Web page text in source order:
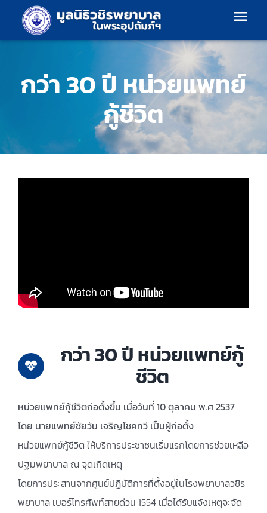
เกี่ยวกับเรา
โครงสร้างองค์กร
แผนงาน
ร้านค้า
กว่า 30 ปี หน่วยแพทย์
กู้ชีวิต
กว่า 30 ปี หน่วยแพทย์กู้
ชีวิต
หน่วยแพทย์กู้ชีวิตก่อตั้งขึ้น เมื่อวันที่ 10 ตุลาคม พ.ศ 2537
โดย นายแพทย์ชัยวัน เจริญโชคทวี เป็นผู้ก่อตั้ง
หน่วยแพทย์กู้ชีวิต ให้บริการประชาชนเริ่มแรกโดยการช่วยเหลือ
ปฐมพยาบาล ณ จุดเกิดเหตุ
โดยการประสานจากศูนย์ปฏิบัติการที่ตั้งอยู่ในโรงพยาบาลวชิร
พยาบาล เบอร์โทรศัพท์สายด่วน 1554 เมื่อได้รับแจ้งเหตุจะจัด